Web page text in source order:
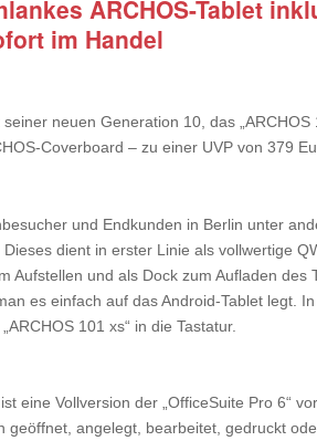
ARCHOS-Tablet
im Handel
neuen Generation 10, das „ARCHOS
Coverboard – zu einer UVP von 379
und Endkunden in Berlin unter
dient in erster Linie als vollwertige
Aufstellen und als Dock zum Aufladen des
es einfach auf das Android-Tablet legt.
101 xs“ in die Tastatur.
eine Vollversion der „OfficeSuite Pro 6“
geöffnet, angelegt, bearbeitet, gedruckt